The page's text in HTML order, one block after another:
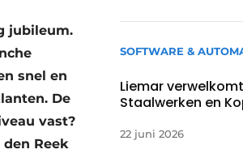
jubileum.
snel en
De
vast?
Reek
SOFTWARE &
Liemar
Staalwerken en
22 juni 2026